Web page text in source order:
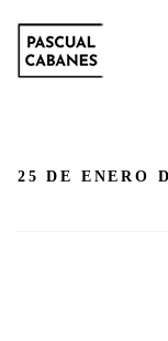
25 DE ENERO